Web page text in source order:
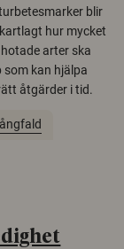
blir
hur mycket
arter ska
som kan hjälpa
åtgärder i tid.